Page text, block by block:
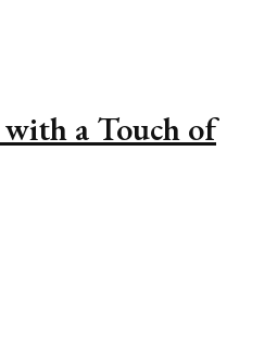
a Touch of